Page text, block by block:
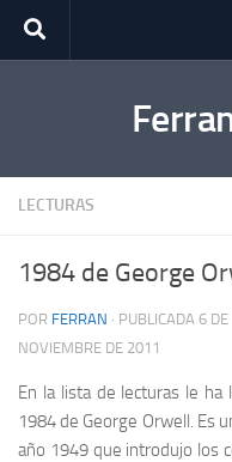
Saltar al contenido
LECTURAS
1984 de George
POR FERRAN · PUBLICADA 6
NOVIEMBRE DE 2011
En la lista de lecturas le ha
1984 de George Orwell. Es
año 1949 que introdujo los